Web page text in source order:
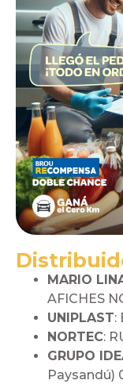
MARIO
AFICHES
UNIPLAST:
NORTEC:
GRUPO
Paysandú)